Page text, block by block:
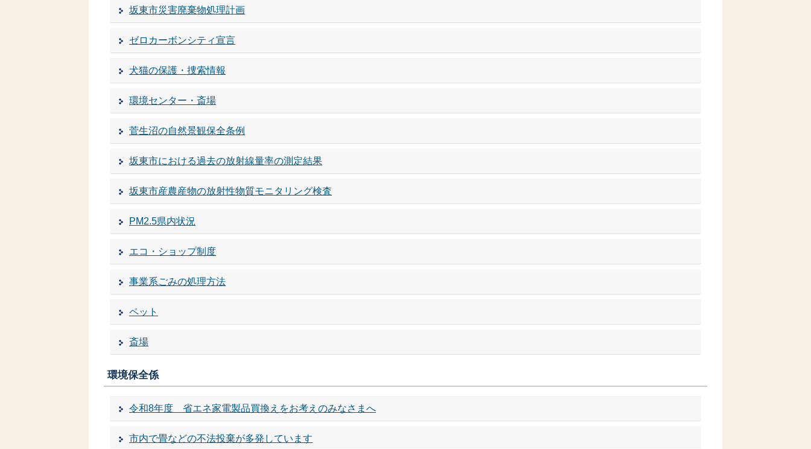
坂東市災害廃棄物処理計画
ゼロカーボンシティ宣言
犬猫の保護・捜索情報
環境センター・斎場
菅生沼の自然景観保全条例
坂東市における過去の放射線量率の測定結果
坂東市産農産物の放射性物質モニタリング検査
PM2.5県内状況
エコ・ショップ制度
事業系ごみの処理方法
ペット
斎場
環境保全係
令和8年度 省エネ家電製品買換えをお考えのみなさまへ
市内で畳などの不法投棄が多発しています